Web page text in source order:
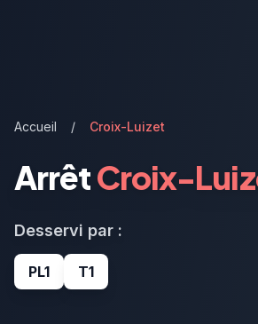
Accueil / Croix-Luizet
ArrêtCroix-
Desservi par :
PL1 T1